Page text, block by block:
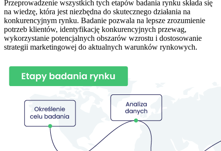
Przeprowadzenie wszystkich tych etapów badania rynku składa się
na wiedzę, która jest niezbędna do skutecznego działania na
konkurencyjnym rynku. Badanie pozwala na lepsze zrozumienie
potrzeb klientów, identyfikację konkurencyjnych przewag,
wykorzystanie potencjalnych obszarów wzrostu i dostosowanie
strategii marketingowej do aktualnych warunków rynkowych.